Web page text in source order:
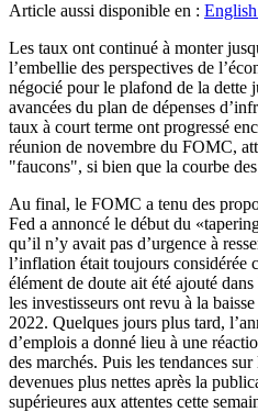
Article aussi disponible en : English
Les taux ont continué à monter
l’embellie des perspectives de
négocié pour le plafond de la dette
avancées du plan de dépenses
taux à court terme ont progressé
réunion de novembre du FOMC,
"faucons", si bien que la courbe des
Au final, le FOMC a tenu des
Fed a annoncé le début du
qu’il n’y avait pas d’urgence à
l’inflation était toujours considérée
élément de doute ait été ajouté
les investisseurs ont revu à la
2022. Quelques jours plus tard,
d’emplois a donné lieu à une
des marchés. Puis les tendances
devenues plus nettes après la
supérieures aux attentes cette